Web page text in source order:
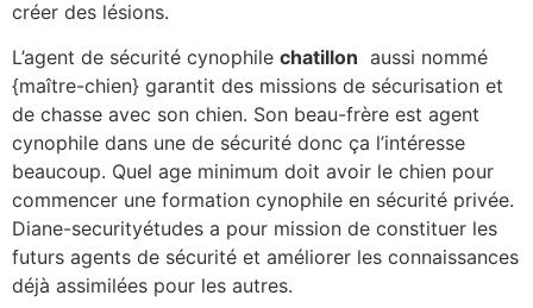
créer des lésions.
L’agent de sécurité cynophile chatillon aussi nommé
{maître-chien} garantit des missions de sécurisation et
de chasse avec son chien. Son beau-frère est agent
cynophile dans une de sécurité donc ça l’intéresse
beaucoup. Quel age minimum doit avoir le chien pour
commencer une formation cynophile en sécurité privée.
Diane-securityétudes a pour mission de constituer les
futurs agents de sécurité et améliorer les connaissances
déjà assimilées pour les autres.